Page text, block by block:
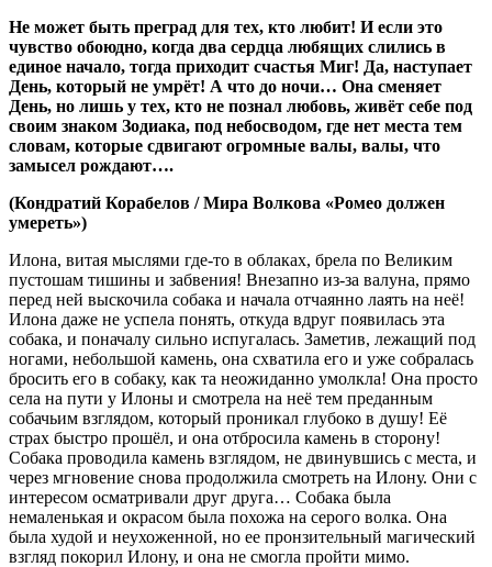
Не может быть преград для тех, кто любит! И если это
чувство обоюдно, когда два сердца любящих слились в
единое начало, тогда приходит счастья Миг! Да, наступает
День, который не умрёт! А что до ночи… Она сменяет
День, но лишь у тех, кто не познал любовь, живёт себе под
своим знаком Зодиака, под небосводом, где нет места тем
словам, которые сдвигают огромные валы, валы, что
замысел рождают….
(Кондратий Корабелов / Мира Волкова «Ромео должен
умереть»)
Илона, витая мыслями где-то в облаках, брела по Великим
пустошам тишины и забвения! Внезапно из-за валуна, прямо
перед ней выскочила собака и начала отчаянно лаять на неё!
Илона даже не успела понять, откуда вдруг появилась эта
собака, и поначалу сильно испугалась. Заметив, лежащий под
ногами, небольшой камень, она схватила его и уже собралась
бросить его в собаку, как та неожиданно умолкла! Она просто
села на пути у Илоны и смотрела на неё тем преданным
собачьим взглядом, который проникал глубоко в душу! Её
страх быстро прошёл, и она отбросила камень в сторону!
Собака проводила камень взглядом, не двинувшись с места, и
через мгновение снова продолжила смотреть на Илону. Они с
интересом осматривали друг друга… Собака была
немаленькая и окрасом была похожа на серого волка. Она
была худой и неухоженной, но ее пронзительный магический
взгляд покорил Илону, и она не смогла пройти мимо.